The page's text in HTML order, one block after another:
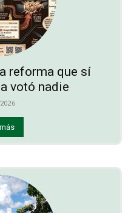
reforma que sí
votó nadie